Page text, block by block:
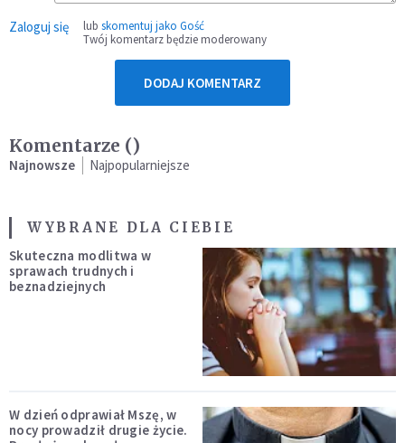
Zaloguj się lub skomentuj jako Gość
Twój komentarz będzie moderowany
DODAJ KOMENTARZ
Komentarze ()
Najnowsze Najpopularniejsze
WYBRANE DLA CIEBIE
Skuteczna modlitwa w
sprawach trudnych i
beznadziejnych
W dzień odprawiał Mszę, w
nocy prowadził drugie życie.